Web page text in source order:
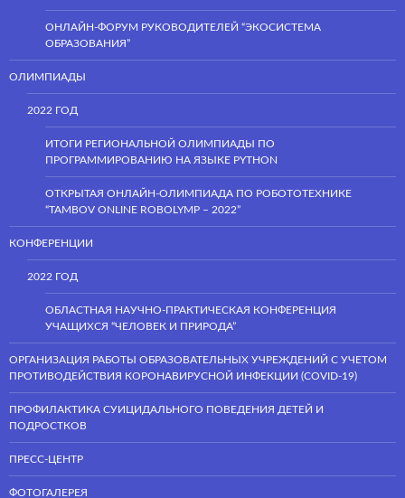
ОНЛАЙН-ФОРУМ РУКОВОДИТЕЛЕЙ “ЭКОСИСТЕМА
ОБРАЗОВАНИЯ”
ОЛИМПИАДЫ
2022 ГОД
ИТОГИ РЕГИОНАЛЬНОЙ ОЛИМПИАДЫ ПО
ПРОГРАММИРОВАНИЮ НА ЯЗЫКЕ PYTHON
ОТКРЫТАЯ ОНЛАЙН-ОЛИМПИАДА ПО РОБОТОТЕХНИКЕ
“TAMBOV ONLINE ROBOLYMP – 2022”
КОНФЕРЕНЦИИ
2022 ГОД
ОБЛАСТНАЯ НАУЧНО-ПРАКТИЧЕСКАЯ КОНФЕРЕНЦИЯ
УЧАЩИХСЯ “ЧЕЛОВЕК И ПРИРОДА”
ОРГАНИЗАЦИЯ РАБОТЫ ОБРАЗОВАТЕЛЬНЫХ УЧРЕЖДЕНИЙ С УЧЕТОМ
ПРОТИВОДЕЙСТВИЯ КОРОНАВИРУСНОЙ ИНФЕКЦИИ (COVID-19)
ПРОФИЛАКТИКА СУИЦИДАЛЬНОГО ПОВЕДЕНИЯ ДЕТЕЙ И
ПОДРОСТКОВ
ПРЕСС-ЦЕНТР
ФОТОГАЛЕРЕЯ